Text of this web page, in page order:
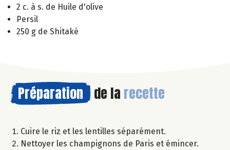
2 c. à s. de Huile d'olive
Persil
250 g de Shitaké
Préparation de la recette
Cuire le riz et les lentilles séparément.
Nettoyer les champignons de Paris et émincer.